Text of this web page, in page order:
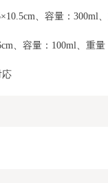
、容量：300ml
、容量：100ml、重量
応